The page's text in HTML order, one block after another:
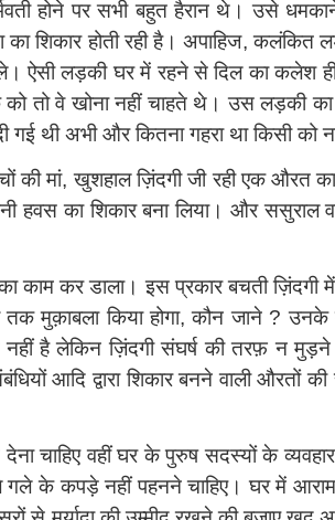
होने पर सभी बहुत हैरान थे। उसे
का शिकार होती रही है। अपाहिज,
ऐसी लड़की घर में रहने से दिल का कलेश ही
तो वे खोना नहीं चाहते थे। उस लड़की
गई थी अभी और कितना गहरा था किसी को
की मां, खुशहाल ज़िंदगी जी रही एक
का शिकार बना लिया। और ससुराल
काम कर डाला। इस प्रकार बचती
मुक़ाबला किया होगा, कौन जाने ? उनके
है लेकिन ज़िंदगी संघर्ष की तरफ़ न मुड़ने
आदि द्वारा शिकार बनने वाली औरतों
देना चाहिए वहीं घर के पुरुष सदस्यों के
के कपड़े नहीं पहनने चाहिए। घर में